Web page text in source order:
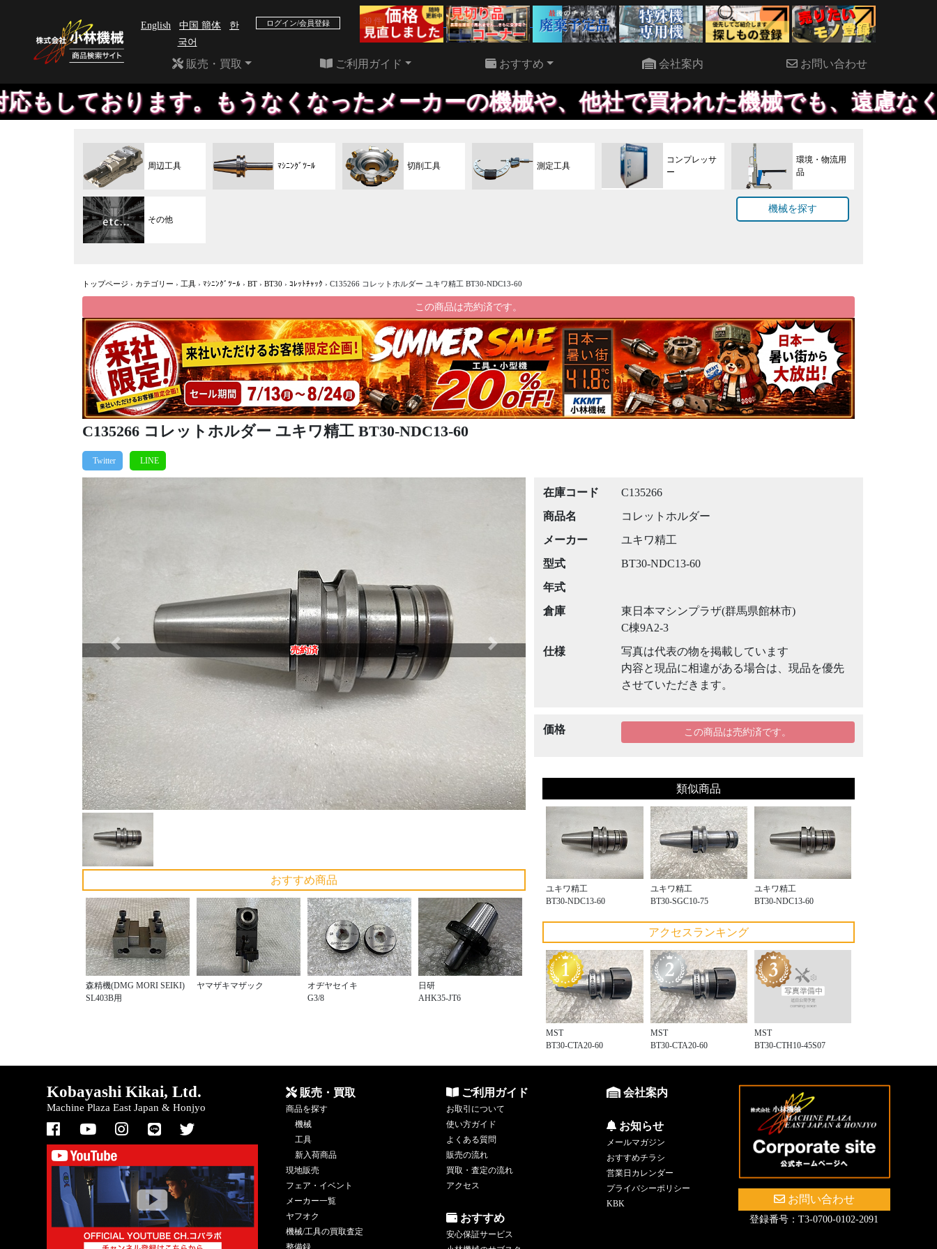
English 中国 簡体
한
국어
ログイン/会員登録 39 件 22 件
販売・買取 ご利用ガイド おすすめ 会社案内 お問い合わせ
。もうなくなったメーカーの機械や、他社で買われた機械でも、遠慮なくご連絡くださ
周辺工具 ﾏｼﾆﾝｸﾞﾂｰﾙ 切削工具 測定工具
コンプレッサ
ー
環境・物流用
品
その他
機械を探す
トップページ › カテゴリー › 工具 › ﾏｼﾆﾝｸﾞﾂｰﾙ › BT › BT30 › ｺﾚｯﾄﾁｬｯｸ › C135266 コレットホルダー ユキワ精工 BT30-NDC13-60
この商品は売約済です。
C135266 コレットホルダー ユキワ精工 BT30-NDC13-60
売約済
Previous Next
おすすめ商品
森精機(DMG MORI SEIKI)
SL403B用
ヤマザキマザック
オヂヤセイキ
G3/8
日研
AHK35-JT6
在庫コード
C135266
商品名
コレットホルダー
メーカー
ユキワ精工
型式
BT30-NDC13-60
年式
倉庫
東日本マシンプラザ(群馬県館林市)
C棟9A2-3
仕様
写真は代表の物を掲載しています
内容と現品に相違がある場合は、現品を優先
させていただきます。
価格 この商品は売約済です。
類似商品
ユキワ精工
BT30-NDC13-60
ユキワ精工
BT30-SGC10-75
ユキワ精工
BT30-NDC13-60
アクセスランキング
MST
BT30-CTA20-60
MST
BT30-CTA20-60
MST
BT30-CTH10-45S07
Kobayashi Kikai, Ltd.
Machine Plaza East Japan & Honjyo
販売・買取
商品を探す
機械
工具
新入荷商品
現地販売
フェア・イベント
メーカー一覧
ヤフオク
機械/工具の買取査定
整備録
ご利用ガイド
お取引について
使い方ガイド
よくある質問
販売の流れ
買取・査定の流れ
アクセス
おすすめ
安心保証サービス
会社案内
お知らせ
メールマガジン
おすすめチラシ
営業日カレンダー
プライバシーポリシー
KBK
お問い合わせ
登録番号：T3-0700-0102-2091